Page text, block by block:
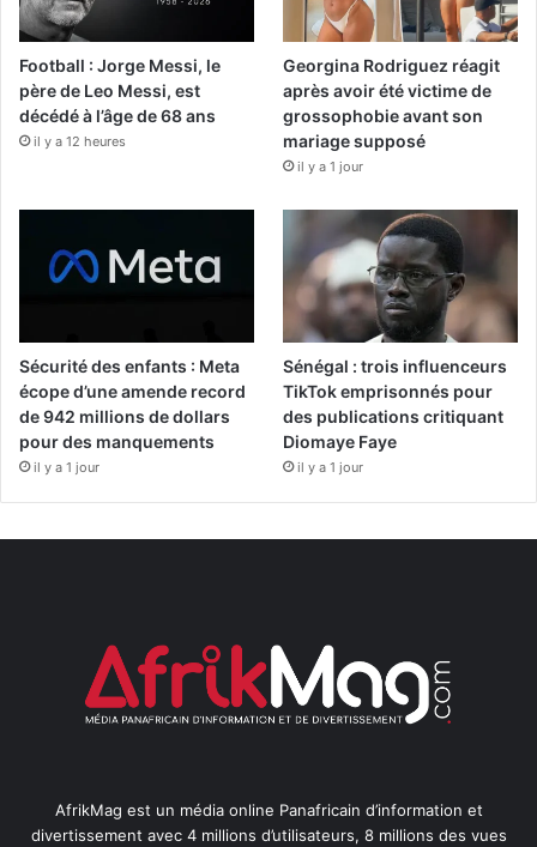
Football : Jorge Messi, le
père de Leo Messi, est
décédé à l’âge de 68 ans
il y a 12 heures
Georgina Rodriguez réagit
après avoir été victime de
grossophobie avant son
mariage supposé
il y a 1 jour
Sécurité des enfants : Meta
écope d’une amende record
de 942 millions de dollars
pour des manquements
il y a 1 jour
Sénégal : trois influenceurs
TikTok emprisonnés pour
des publications critiquant
Diomaye Faye
il y a 1 jour
AfrikMag est un média online Panafricain d’information et
divertissement avec 4 millions d’utilisateurs, 8 millions des vues